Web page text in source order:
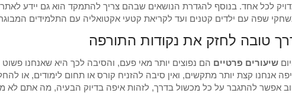
לכל אחד. בנוסף להגדרת הנושאים שבהם צריך להתמקד הוא גם יידע
שפה עם ילדים קטנים ועד לקריאת קטעי אקטואליה עם התלמידים
טובה לחזק את נקודות התורפה
שיעורים פרטיים הם נפוצים יותר מאי פעם, והסיבה לכך היא שאנחנו פשוט
אנחנו קצת יותר מתקשים, ואין סיבה להזניח קורס או תחום לימודים, או
אפשר להתגבר על כל מכשול בדרך, לזהות איפה בדיוק הבעיה, מה אתם לא